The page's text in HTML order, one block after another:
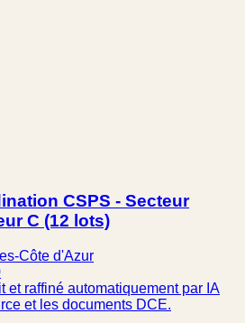
CSPS - Secteur
C (12 lots)
Côte d'Azur
et raffiné automatiquement par IA
et les documents DCE.